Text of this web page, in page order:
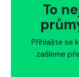
To
Přihlašte se
zašleme